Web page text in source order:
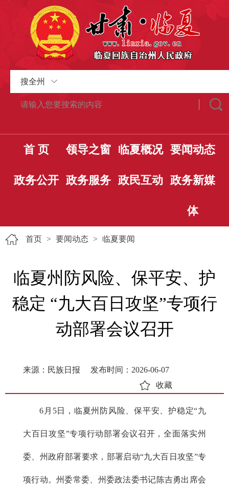
搜全州
首 页 领导之窗 临夏概况 要闻动态
政务公开 政务服务 政民互动 政务新媒
体
首页 > 要闻动态 > 临夏要闻
临夏州防风险、保平安、护
稳定 “九大百日攻坚”专项行
动部署会议召开
来源：民族日报
发布时间：2026-06-07
收藏
6月5日，临夏州防风险、保平安、护稳定“九
大百日攻坚”专项行动部署会议召开，全面落实州
委、州政府部署要求，部署启动“九大百日攻坚”专
项行动。州委常委、州委政法委书记陈吉勇出席会